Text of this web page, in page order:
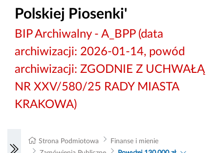
Polskiej Piosenki'
BIP Archiwalny - A_BPP (data
archiwizacji: 2026-01-14, powód
archiwizacji: ZGODNIE Z UCHWAŁĄ
NR XXV/580/25 RADY MIASTA
KRAKOWA)
Strona Podmiotowa
Finanse i mienie